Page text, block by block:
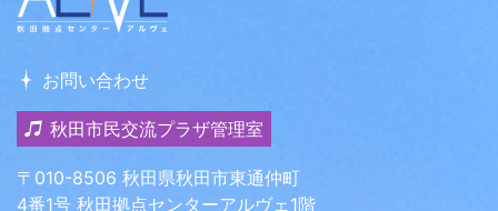
お問い合わせ
秋田市民交流プラザ管理室
〒010-8506 秋田県秋田市東通仲町
4番1号 秋田拠点センターアルヴェ1階